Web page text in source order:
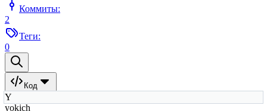
Коммиты:
2
Теги:
0
Код
Y
yokich